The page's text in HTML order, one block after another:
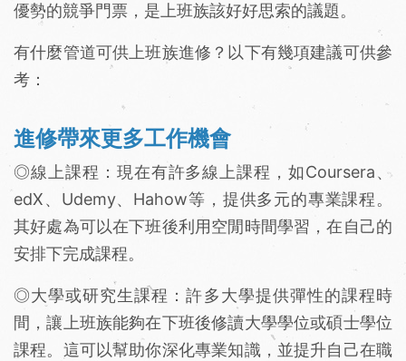
優勢的競爭門票，是上班族該好好思索的議題。
有什麼管道可供上班族進修？以下有幾項建議可供參
考：
進修帶來更多工作機會
◎線上課程：現在有許多線上課程，如Coursera、
edX、Udemy、Hahow等，提供多元的專業課程。
其好處為可以在下班後利用空閒時間學習，在自己的
安排下完成課程。
◎大學或研究生課程：許多大學提供彈性的課程時
間，讓上班族能夠在下班後修讀大學學位或碩士學位
課程。這可以幫助你深化專業知識，並提升自己在職